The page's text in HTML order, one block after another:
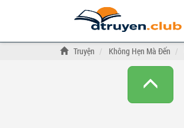
Truyện Không Hẹn Mà Đến